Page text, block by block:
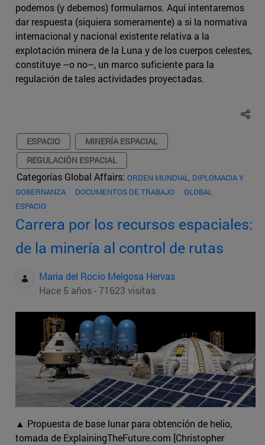
podemos (y debemos) formularnos. Aquí intentaremos
dar respuesta (siquiera someramente) a si la normativa
internacional y nacional existente relativa a la
explotación minera de la Luna y de los cuerpos celestes,
constituye –o no–, un marco suficiente para la
regulación de tales actividades proyectadas.
ESPACIO
MINERÍA ESPACIAL
REGULACIÓN ESPACIAL
Categorías Global Affairs: ORDEN MUNDIAL, DIPLOMACIA Y
GOBERNANZA
DOCUMENTOS DE TRABAJO
GLOBAL
ESPACIO
Carrera por los recursos espaciales:
de la minería al control de rutas
Maria del Rocio Melgosa Hervas
Hace 5 años - 71623 visitas
▲ Propuesta de base lunar para obtención de helio,
tomada de ExplainingTheFuture.com [Christopher